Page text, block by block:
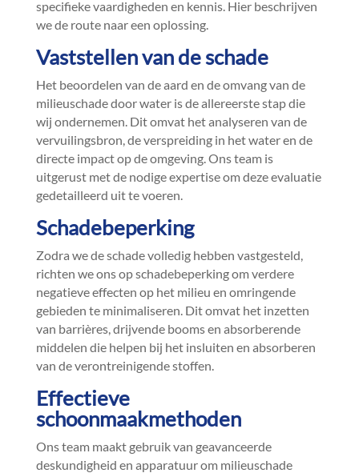
specifieke vaardigheden en kennis.​ Hier beschrijven
we de route naar een oplossing.​
Vaststellen van de schade
Het beoordelen van de aard en de omvang van de
milieuschade door water is de allereerste stap die
wij ondernemen.​ Dit omvat het analyseren van de
vervuilingsbron, de verspreiding in het water en de
directe impact op de omgeving.​ Ons team is
uitgerust met de nodige expertise om deze evaluatie
gedetailleerd uit te voeren.​
Schadebeperking
Zodra we de schade volledig hebben vastgesteld,
richten we ons op schadebeperking om verdere
negatieve effecten op het milieu en omringende
gebieden te minimaliseren.​ Dit omvat het inzetten
van barrières, drijvende booms en absorberende
middelen die helpen bij het insluiten en absorberen
van de verontreinigende stoffen.​
Effectieve
schoonmaakmethoden
Ons team maakt gebruik van geavanceerde
deskundigheid en apparatuur om milieuschade